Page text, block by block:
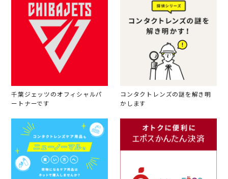
千葉ジェッツのオフィシャルパ
ートナーです
コンタクトレンズの謎を解き明
かします